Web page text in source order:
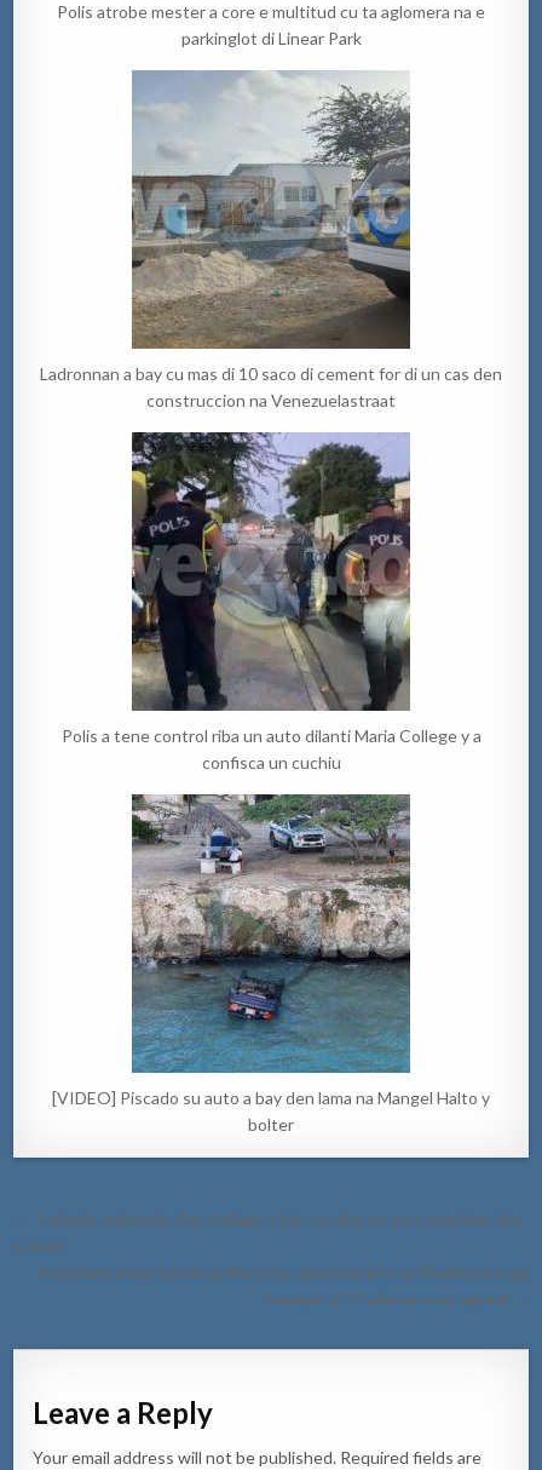
Polis atrobe mester a core e multitud cu ta aglomera na e
parkinglot di Linear Park
Ladronnan a bay cu mas di 10 saco di cement for di un cas den
construccion na Venezuelastraat
Polis a tene control riba un auto dilanti Maria College y a
confisca un cuchiu
[VIDEO] Piscado su auto a bay den lama na Mangel Halto y
bolter
Post
navigation
← Trahado trahando riba stellage a bin cay riba un otro machine riba
e vloer
Ambulans a bay banda di Morocho supermarket na Pindastraat pa
homber di 77 aña cu a ser agredi →
Leave a Reply
Your email address will not be published. Required fields are